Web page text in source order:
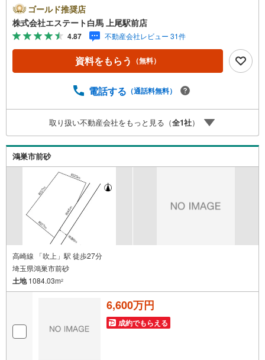
軽快な好立地。敷地面積82.5坪の広々とした土地は、理想
の住まいを叶える自由設計が可能。現況更地、即引渡しも
可能です。2世帯住宅や小規模店舗、または店舗付き住宅に
も適した立地です。＜エステート白馬 上尾駅前店を選ぶ5
つのポイント＞1.JR高崎線「上尾駅」から徒歩1分駅前の
「イトーヨーカドー上尾駅前店」内に立地。2.無料駐車場
す。3.大型キッズスペース当店自慢のキッズスペースをぜ
ます。4.年中無休・365日営業でお手伝い営業時間:10時～2
0時まで。スピードある対応が自慢のお店です。5.提携FP
への無料個別相談サービス社外の中立的なファイナンシャ
ルプランナーと無料相談。
ゴールド推奨店
株式会社エステート白馬 上尾駅前店
4.87 不動産会社レビュー 31件
資料をもらう （無料）
電話する （通話料無料）
取り扱い不動産会社をもっと見る（全1社）
鴻巣市前砂
高崎線 「吹上」駅 徒歩27分
埼玉県鴻巣市前砂
土地1084.03m2
6,600万円
成約でもらえる